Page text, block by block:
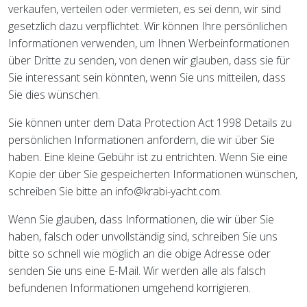
verkaufen, verteilen oder vermieten, es sei denn, wir sind
gesetzlich dazu verpflichtet. Wir können Ihre persönlichen
Informationen verwenden, um Ihnen Werbeinformationen
über Dritte zu senden, von denen wir glauben, dass sie für
Sie interessant sein könnten, wenn Sie uns mitteilen, dass
Sie dies wünschen.
Sie können unter dem Data Protection Act 1998 Details zu
persönlichen Informationen anfordern, die wir über Sie
haben. Eine kleine Gebühr ist zu entrichten. Wenn Sie eine
Kopie der über Sie gespeicherten Informationen wünschen,
schreiben Sie bitte an info@krabi-yacht.com.
Wenn Sie glauben, dass Informationen, die wir über Sie
haben, falsch oder unvollständig sind, schreiben Sie uns
bitte so schnell wie möglich an die obige Adresse oder
senden Sie uns eine E-Mail. Wir werden alle als falsch
befundenen Informationen umgehend korrigieren.